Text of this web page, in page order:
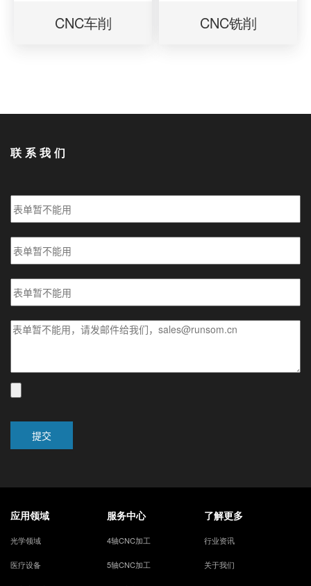
CNC车削 CNC铣削
联系我们
应用领域
光学领域
医疗设备
服务中心
4轴CNC加工
5轴CNC加工
了解更多
行业资讯
关于我们